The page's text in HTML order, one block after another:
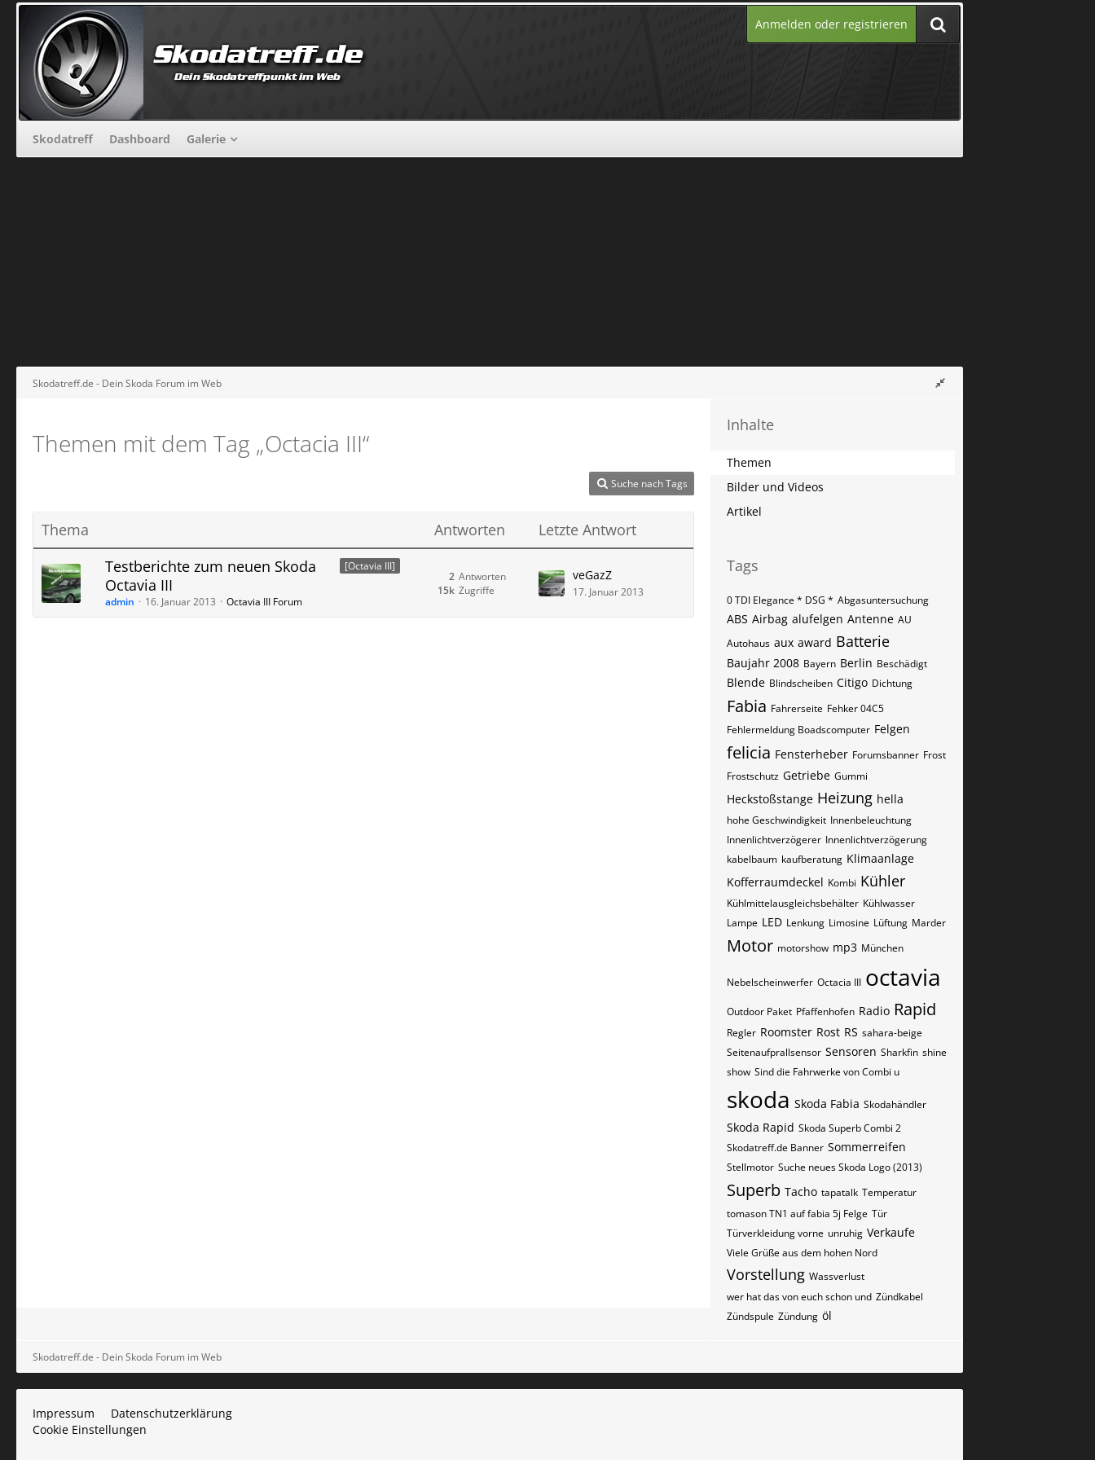
Anmelden oder registrieren
Skodatreff Dashboard Galerie
Skodatreff.de - Dein Skoda Forum im Web
Themen mit dem Tag „Octacia III“
Suche nach Tags
Thema Antworten Letzte Antwort
[Octavia III]
Testberichte zum neuen Skoda
Octavia III
admin 16. Januar 2013 Octavia III Forum
Antworten
2
Zugriffe
15k
veGazZ
17. Januar 2013
Inhalte
Themen
Bilder und Videos
Artikel
Tags
0 TDI Elegance * DSG * Abgasuntersuchung
ABS Airbag alufelgen Antenne AU
Autohaus aux award Batterie
Baujahr 2008 Bayern Berlin Beschädigt
Blende Blindscheiben Citigo Dichtung
Fabia Fahrerseite Fehker 04C5
Fehlermeldung Boadscomputer Felgen
felicia Fensterheber Forumsbanner Frost
Frostschutz Getriebe Gummi
Heckstoßstange Heizung hella
hohe Geschwindigkeit Innenbeleuchtung
Innenlichtverzögerer Innenlichtverzögerung
kabelbaum kaufberatung Klimaanlage
Kofferraumdeckel Kombi Kühler
Kühlmittelausgleichsbehälter Kühlwasser
Lampe LED Lenkung Limosine Lüftung Marder
Motor motorshow mp3 München
Nebelscheinwerfer Octacia III octavia
Outdoor Paket Pfaffenhofen Radio Rapid
Regler Roomster Rost RS sahara-beige
Seitenaufprallsensor Sensoren Sharkfin shine
show Sind die Fahrwerke von Combi u
skoda Skoda Fabia Skodahändler
Skoda Rapid Skoda Superb Combi 2
Skodatreff.de Banner Sommerreifen
Stellmotor Suche neues Skoda Logo (2013)
Superb Tacho tapatalk Temperatur
tomason TN1 auf fabia 5j Felge Tür
Türverkleidung vorne unruhig Verkaufe
Viele Grüße aus dem hohen Nord
Vorstellung Wassverlust
wer hat das von euch schon und Zündkabel
Zündspule Zündung öl
Skodatreff.de - Dein Skoda Forum im Web
Impressum
Datenschutzerklärung
Cookie Einstellungen